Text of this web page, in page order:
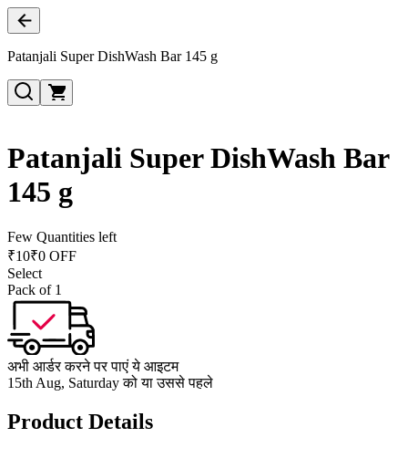
Patanjali Super DishWash Bar 145 g
Patanjali Super DishWash Bar
145 g
Few Quantities left
₹10₹0 OFF
Select
Pack of 1
अभी आर्डर करने पर पाएं ये आइटम
15th Aug, Saturday को या उससे पहले
Product Details